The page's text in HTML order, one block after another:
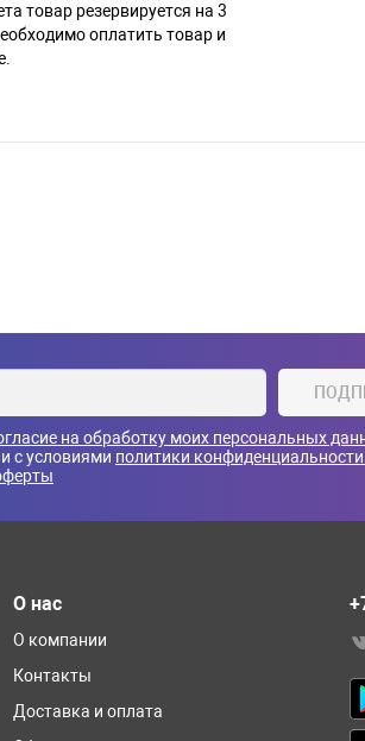
товар резервируется на 3
оплатить товар и
на обработку моих персональных
с условиями политики конфиденциальности
О нас
О компании
Контакты
Доставка и оплата